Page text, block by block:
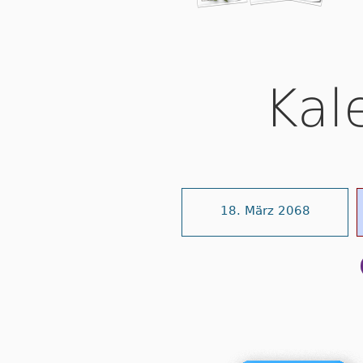
18. März 2068